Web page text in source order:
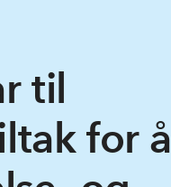
til
for å